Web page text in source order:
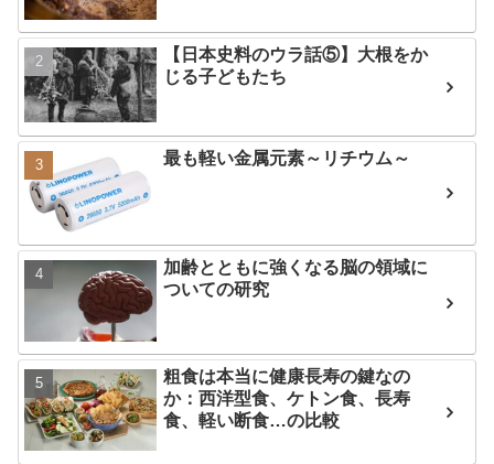
【日本史料のウラ話⑤】大根をか
じる子どもたち
最も軽い金属元素～リチウム～
加齢とともに強くなる脳の領域に
ついての研究
粗食は本当に健康長寿の鍵なの
か：西洋型食、ケトン食、長寿
食、軽い断食…の比較